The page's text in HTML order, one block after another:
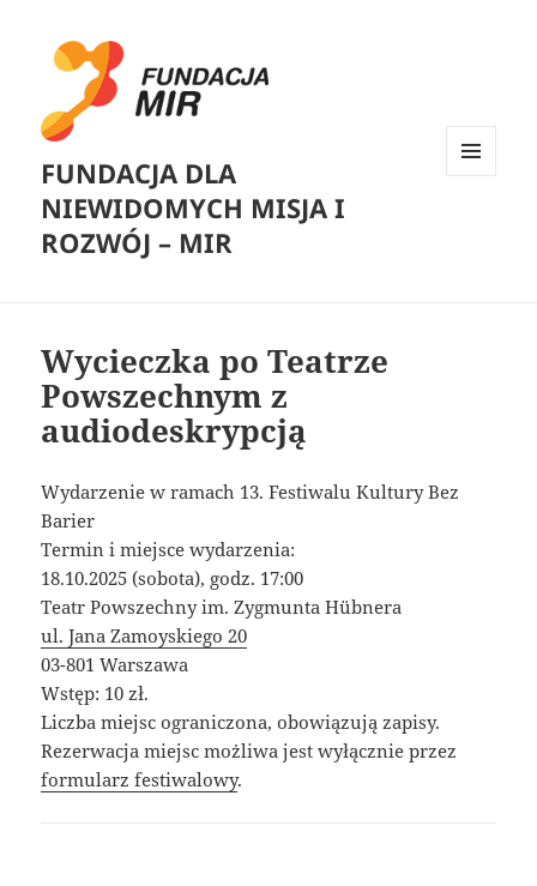
FUNDACJA DLA
NIEWIDOMYCH MISJA I
ROZWÓJ – MIR
Wycieczka po Teatrze
Powszechnym z
audiodeskrypcją
Wydarzenie w ramach 13. Festiwalu Kultury Bez
Barier
Termin i miejsce wydarzenia:
18.10.2025 (sobota), godz. 17:00
Teatr Powszechny im. Zygmunta Hübnera
ul. Jana Zamoyskiego 20
03-801 Warszawa
Wstęp: 10 zł.
Liczba miejsc ograniczona, obowiązują zapisy.
Rezerwacja miejsc możliwa jest wyłącznie przez
formularz festiwalowy.